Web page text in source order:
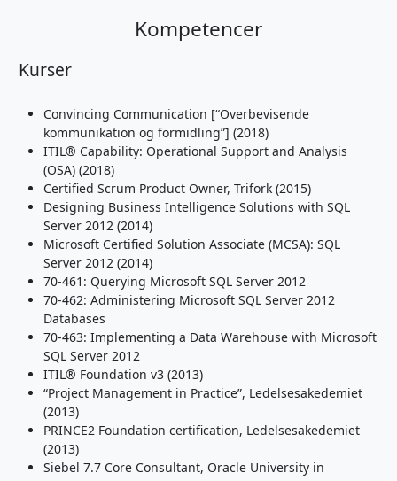
Kompetencer
Kurser
Convincing Communication [“Overbevisende
kommunikation og formidling”] (2018)
ITIL® Capability: Operational Support and Analysis
(OSA) (2018)
Certified Scrum Product Owner, Trifork (2015)
Designing Business Intelligence Solutions with SQL
Server 2012 (2014)
Microsoft Certified Solution Associate (MCSA): SQL
Server 2012 (2014)
70-461: Querying Microsoft SQL Server 2012
70-462: Administering Microsoft SQL Server 2012
Databases
70-463: Implementing a Data Warehouse with Microsoft
SQL Server 2012
ITIL® Foundation v3 (2013)
“Project Management in Practice”, Ledelsesakedemiet
(2013)
PRINCE2 Foundation certification, Ledelsesakedemiet
(2013)
Siebel 7.7 Core Consultant, Oracle University in